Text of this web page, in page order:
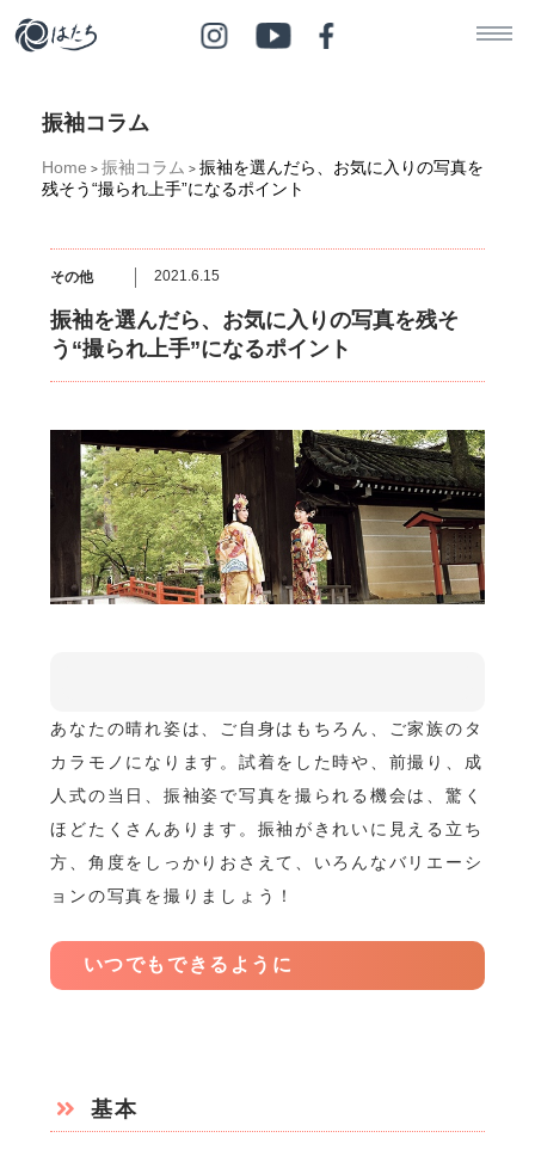
振袖コラム
Home > 振袖コラム > 振袖を選んだら、お気に入りの写真を
残そう“撮られ上手”になるポイント
その他 2021.6.15
振袖を選んだら、お気に入りの写真を残そ
う“撮られ上手”になるポイント
あなたの晴れ姿は、ご自身はもちろん、ご家族のタ
カラモノになります。試着をした時や、前撮り、成
人式の当日、振袖姿で写真を撮られる機会は、驚く
ほどたくさんあります。振袖がきれいに見える立ち
方、角度をしっかりおさえて、いろんなバリエーシ
ョンの写真を撮りましょう！
いつでもできるように
基本